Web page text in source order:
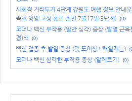
사회적 거리두기 4단계 강원도 여행 정보 안내(
속초 양양 고성 홍천 춘천 7월17일 3단계) (0)
모더나 백신 부작용 (일반 심각) 증상 (발열 근육
경)색
(0)
백신 접종 후 발열 증상 (몇 도이상? 해열제는)
모더나 백신 심각한 부작용 증상 (알레르기) (0)